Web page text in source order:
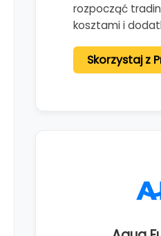
rozpocząć
kosztami i
Skorzystaj z